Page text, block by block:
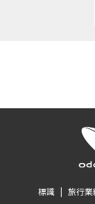
標識 | 旅行